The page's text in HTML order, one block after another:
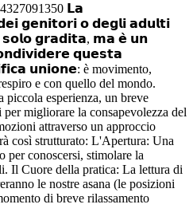
𝗟𝗮
𝗴𝗲𝗻𝗶𝘁𝗼𝗿𝗶 𝗼 𝗱𝗲𝗴𝗹𝗶 𝗮𝗱𝘂𝗹𝘁𝗶
𝗴𝗿𝗮𝗱𝗶𝘁𝗮, 𝗺𝗮 𝗲̀ 𝘂𝗻
𝗾𝘂𝗲𝘀𝘁𝗮
𝘂𝗻𝗶𝗼𝗻𝗲: è movimento,
e con quello del mondo.
esperienza, un breve
migliorare la consapevolezza del
attraverso un approccio
così strutturato: L'Apertura: Una
per conoscersi, stimolare la
Il Cuore della pratica: La lettura di
le nostre asana (le posizioni
di breve rilassamento